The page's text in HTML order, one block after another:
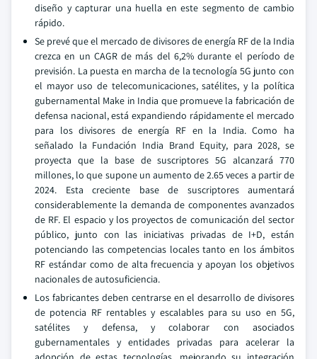
diseño y capturar una huella en este segmento de cambio
rápido.
Se prevé que el mercado de divisores de energía RF de la India
crezca en un CAGR de más del 6,2% durante el período de
previsión. La puesta en marcha de la tecnología 5G junto con
el mayor uso de telecomunicaciones, satélites, y la política
gubernamental Make in India que promueve la fabricación de
defensa nacional, está expandiendo rápidamente el mercado
para los divisores de energía RF en la India. Como ha
señalado la Fundación India Brand Equity, para 2028, se
proyecta que la base de suscriptores 5G alcanzará 770
millones, lo que supone un aumento de 2.65 veces a partir de
2024. Esta creciente base de suscriptores aumentará
considerablemente la demanda de componentes avanzados
de RF. El espacio y los proyectos de comunicación del sector
público, junto con las iniciativas privadas de I+D, están
potenciando las competencias locales tanto en los ámbitos
RF estándar como de alta frecuencia y apoyan los objetivos
nacionales de autosuficiencia.
Los fabricantes deben centrarse en el desarrollo de divisores
de potencia RF rentables y escalables para su uso en 5G,
satélites y defensa, y colaborar con asociados
gubernamentales y entidades privadas para acelerar la